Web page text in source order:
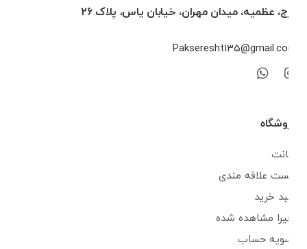
کرج، عظمیه، میدان مهران، خیابان یاس، پلاک ۲۶
Pakseresht135@gmail.com
فروشگاه
اکانت
لیست علاقه مندی
سبد خرید
اخیرا مشاهده شده
تسویه حساب